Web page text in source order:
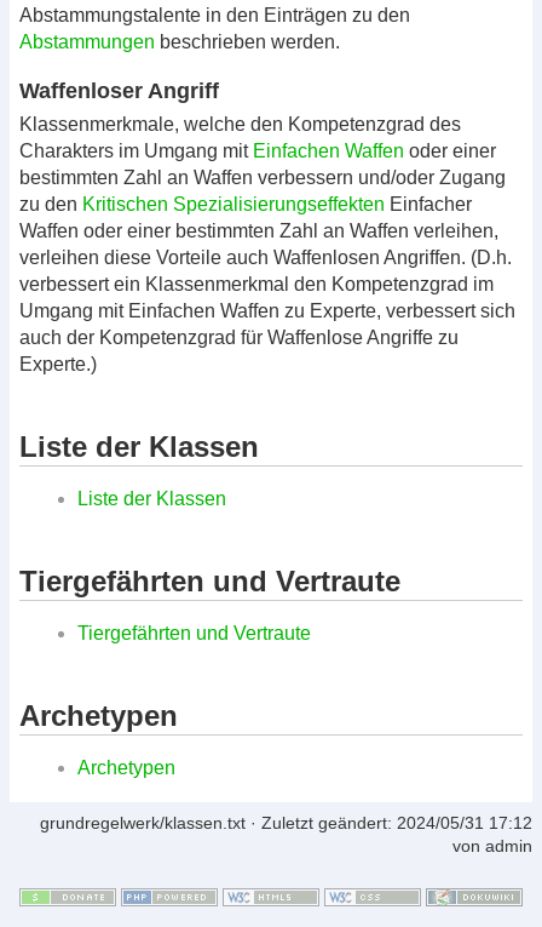
Abstammungstalente in den Einträgen zu den
Abstammungen beschrieben werden.
Waffenloser Angriff
Klassenmerkmale, welche den Kompetenzgrad des
Charakters im Umgang mit Einfachen Waffen oder einer
bestimmten Zahl an Waffen verbessern und/oder Zugang
zu den Kritischen Spezialisierungseffekten Einfacher
Waffen oder einer bestimmten Zahl an Waffen verleihen,
verleihen diese Vorteile auch Waffenlosen Angriffen. (D.h.
verbessert ein Klassenmerkmal den Kompetenzgrad im
Umgang mit Einfachen Waffen zu Experte, verbessert sich
auch der Kompetenzgrad für Waffenlose Angriffe zu
Experte.)
Liste der Klassen
Liste der Klassen
Tiergefährten und Vertraute
Tiergefährten und Vertraute
Archetypen
Archetypen
grundregelwerk/klassen.txt · Zuletzt geändert: 2024/05/31 17:12
von admin